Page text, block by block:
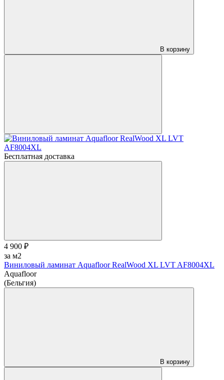
В корзину
Бесплатная доставка
4 900 ₽
за м2
Виниловый ламинат Aquafloor RealWood XL LVT AF8004XL
Aquafloor
(Бельгия)
В корзину